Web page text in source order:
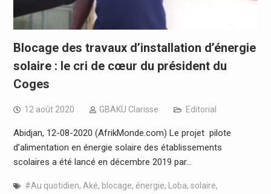
Blocage des travaux d’installation d’énergie
solaire : le cri de cœur du président du
Coges
12 août 2020 GBAKU Clarisse Editorial
Abidjan, 12-08-2020 (AfrikMonde.com) Le projet pilote
d’alimentation en énergie solaire des établissements
scolaires a été lancé en décembre 2019 par…
#Au quotidien, Aké, blocage, énergie, Loba, solaire,